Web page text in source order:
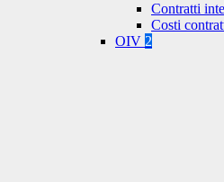
Contratti
Costi
OIV 2